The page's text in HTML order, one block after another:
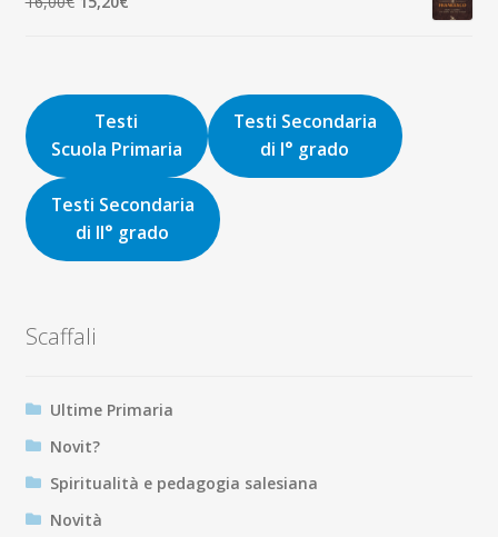
9,00€.8,55€.
16,00€.15,20€.
Testi
Scuola Primaria
Testi Secondaria
di I° grado
Testi Secondaria
di II° grado
Scaffali
Ultime Primaria
Novit?
Spiritualità e pedagogia salesiana
Novità